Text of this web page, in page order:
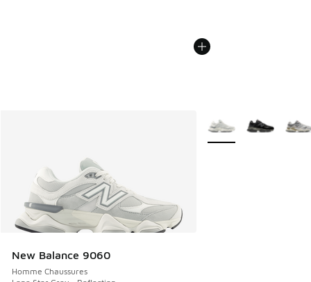
New Balance 9060
Homme Chaussures
Plus de couleurs